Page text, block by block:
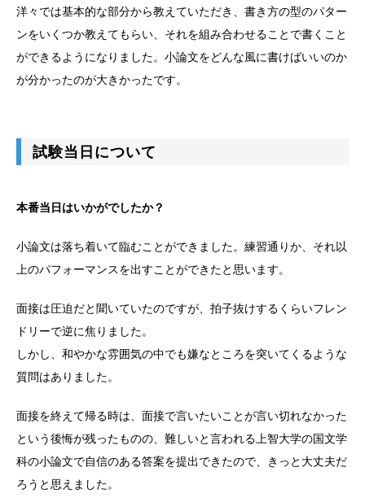
洋々では基本的な部分から教えていただき、書き方の型のパター
ンをいくつか教えてもらい、それを組み合わせることで書くこと
ができるようになりました。小論文をどんな風に書けばいいのか
が分かったのが大きかったです。
試験当日について
本番当日はいかがでしたか？
小論文は落ち着いて臨むことができました。練習通りか、それ以
上のパフォーマンスを出すことができたと思います。
面接は圧迫だと聞いていたのですが、拍子抜けするくらいフレン
ドリーで逆に焦りました。
しかし、和やかな雰囲気の中でも嫌なところを突いてくるような
質問はありました。
面接を終えて帰る時は、面接で言いたいことが言い切れなかった
という後悔が残ったものの、難しいと言われる上智大学の国文学
科の小論文で自信のある答案を提出できたので、きっと大丈夫だ
ろうと思えました。